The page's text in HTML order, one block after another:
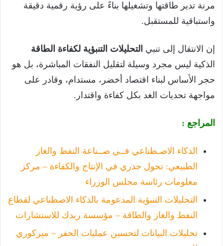
مرنة تدير طاقتها وتشغيلها بناءً على رؤية رقمية دقيقة
واستباقية للمستقبل.
إن الانتقال إلى تنبي التحليلات التنبؤية لكفاءة الطاقة
الذكية ليس مجرد وسيلة لتقليل النفقات المباشرة، بل هو
حجر الأساس لبناء اقتصاد أخضر، مستدام، وقادر على
مواجهة تحديات الغد بكل كفاءة واقتدار.
المراجع :
الذكاء الاصـطناعي فــي صــناعة النفط والغاز
الطبيعي: تحول جذري في الإنتاج والكفاءة – مركز
معلومات رئاسة مجلس الوزراء
التحليلات التنبؤية المدعومة بالذكاء الاصطناعي لقطاع
النفط والغاز والطاقة – مؤسسة ريدك للاستشارات
تحليلات البيانات لتحسين عمليات الحفر – ميركوري